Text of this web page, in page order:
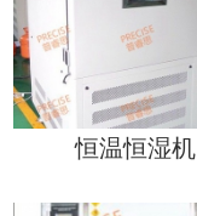
恒温恒湿机